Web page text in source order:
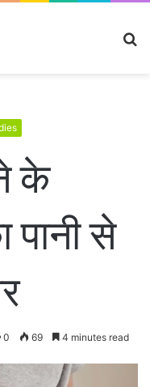
के
से
0 69 4 minutes read